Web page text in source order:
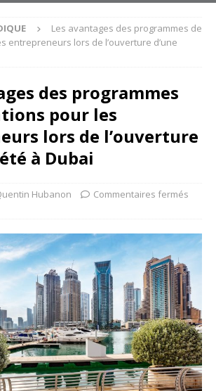
Les avantages des programmes de
entrepreneurs lors de l’ouverture d’une
des programmes
pour les
lors de l’ouverture
à Dubai
Hubanon Commentaires fermés